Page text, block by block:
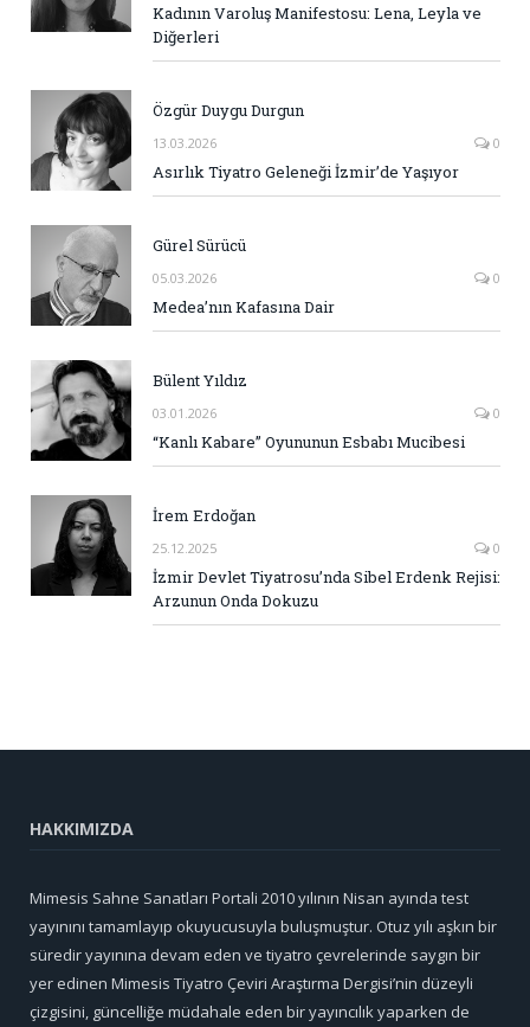
Kadının Varoluş Manifestosu: Lena, Leyla ve
Diğerleri
Özgür Duygu Durgun
13.03.2026 0
Asırlık Tiyatro Geleneği İzmir’de Yaşıyor
Gürel Sürücü
05.03.2026 0
Medea’nın Kafasına Dair
Bülent Yıldız
03.01.2026 0
“Kanlı Kabare” Oyununun Esbabı Mucibesi
İrem Erdoğan
25.12.2025 0
İzmir Devlet Tiyatrosu’nda Sibel Erdenk Rejisi:
Arzunun Onda Dokuzu
HAKKIMIZDA
Mimesis Sahne Sanatları Portali 2010 yılının Nisan ayında test
yayınını tamamlayıp okuyucusuyla buluşmuştur. Otuz yılı aşkın bir
süredir yayınına devam eden ve tiyatro çevrelerinde saygın bir
yer edinen Mimesis Tiyatro Çeviri Araştırma Dergisi’nin düzeyli
çizgisini, güncelliğe müdahale eden bir yayıncılık yaparken de